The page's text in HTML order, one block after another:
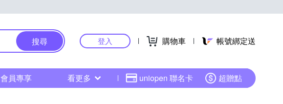
搜尋 登入 購物車 帳號綁定送
會員專享 看更多 uniopen 聯名卡 超贈點